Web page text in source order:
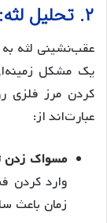
۲. تحلیل لثه: عامل آشکارکننده سیاهی روکش
عقب‌نشینی لثه
یک مشکل
عبارت‌اند از:
مسواک زدن
وارد کردن
زمان باعث